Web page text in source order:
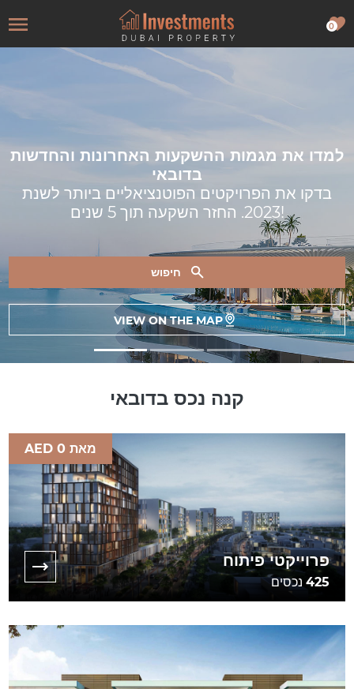
0
למדו את מגמות ההשקעות האחרונות והחדשות
בדובאי
בדקו את הפרויקטים הפוטנציאליים ביותר לשנת
2023. החזר השקעה תוך 5 שנים!
חיפוש
VIEW ON THE MAP
קנה נכס בדובאי
מאת AED 0
פרוייקטי פיתוח
425 נכסים